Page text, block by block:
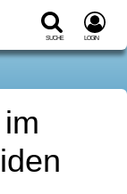
Suche Login